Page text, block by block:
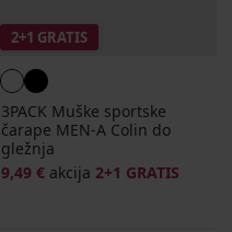
2+1 GRATIS
3PACK Muške sportske
čarape MEN-A Colin do
gležnja
9,49 € akcija 2+1 GRATIS